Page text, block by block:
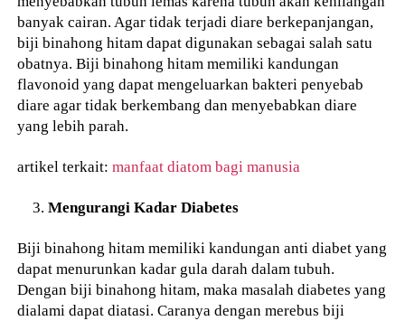
banyak cairan. Agar tidak terjadi diare berkepanjangan,
biji binahong hitam dapat digunakan sebagai salah satu
obatnya. Biji binahong hitam memiliki kandungan
flavonoid yang dapat mengeluarkan bakteri penyebab
diare agar tidak berkembang dan menyebabkan diare
yang lebih parah.
artikel terkait:manfaat diatom bagi manusia
Mengurangi Kadar Diabetes
Biji binahong hitam memiliki kandungan anti diabet yang
dapat menurunkan kadar gula darah dalam tubuh.
Dengan biji binahong hitam, maka masalah diabetes yang
dialami dapat diatasi. Caranya dengan merebus biji